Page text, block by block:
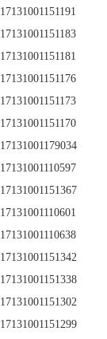
17131001151191
17131001151183
17131001151181
17131001151176
17131001151173
17131001151170
17131001179034
17131001110597
17131001151367
17131001110601
17131001110638
17131001151342
17131001151338
17131001151302
17131001151299